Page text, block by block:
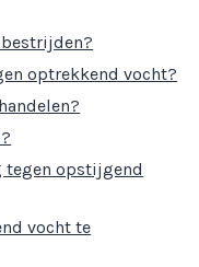
optrekkend vocht?
tegen opstijgend
vocht te